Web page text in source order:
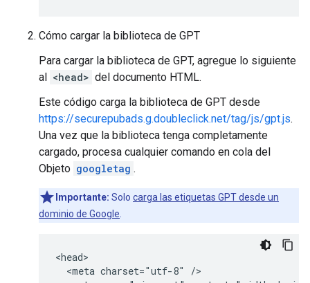
Cómo cargar la biblioteca de GPT
Para cargar la biblioteca de GPT, agregue lo siguiente
al <head> del documento HTML.
Este código carga la biblioteca de GPT desde
https://securepubads.g.doubleclick.net/tag/js/gpt.js.
Una vez que la biblioteca tenga completamente
cargado, procesa cualquier comando en cola del
Objeto googletag .
Importante: Solo carga las etiquetas GPT desde un
dominio de Google
<head>
  <meta charset="utf-8" />